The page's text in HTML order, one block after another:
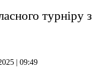
турніру з
| 09:49